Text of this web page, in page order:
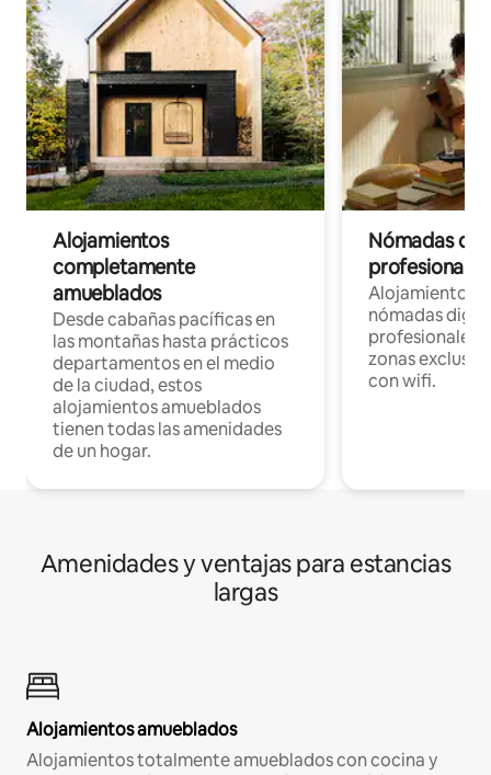
Alojamientos
completamente
amueblados
Desde cabañas pacíficas en
las montañas hasta prácticos
departamentos en el medio
de la ciudad, estos
alojamientos amueblados
tienen todas las amenidades
de un hogar.
Nómadas
Alojamientos
nómadas
profesionales
zonas
con wifi.
Amenidades y ventajas para estancias
largas
Alojamientos amueblados
Alojamientos totalmente amueblados con cocina y